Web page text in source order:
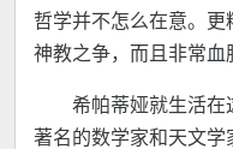
哲学并不怎么在意。
神教之争，而且非常血
希帕蒂娅就生活在
著名的数学家和天文学